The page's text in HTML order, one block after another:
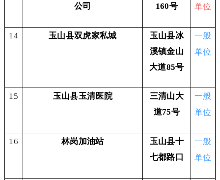
公司
160号
单位
14 玉山县双虎家私城
玉山县冰
溪镇金山
大道85号
一般
单位
15 玉山县玉清医院
三清山大
道75号
一般
单位
16 林岗加油站
玉山县十
七都路口
一般
单位